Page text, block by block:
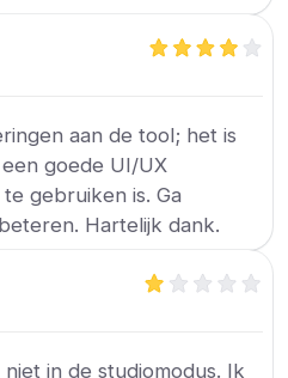
aan de tool; het is
goede UI/UX
gebruiken is. Ga
Hartelijk dank.
in de studiomodus. Ik